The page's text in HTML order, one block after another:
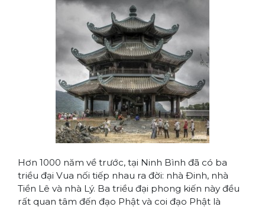
Hơn 1000 năm về trước, tại Ninh Bình đã có ba
triều đại Vua nối tiếp nhau ra đời: nhà Đinh, nhà
Tiền Lê và nhà Lý. Ba triều đại phong kiến này đều
rất quan tâm đến đạo Phật và coi đạo Phật là